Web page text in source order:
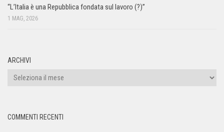
“L’Italia è una Repubblica fondata sul lavoro (?)”
1 MAG, 2026
ARCHIVI
COMMENTI RECENTI